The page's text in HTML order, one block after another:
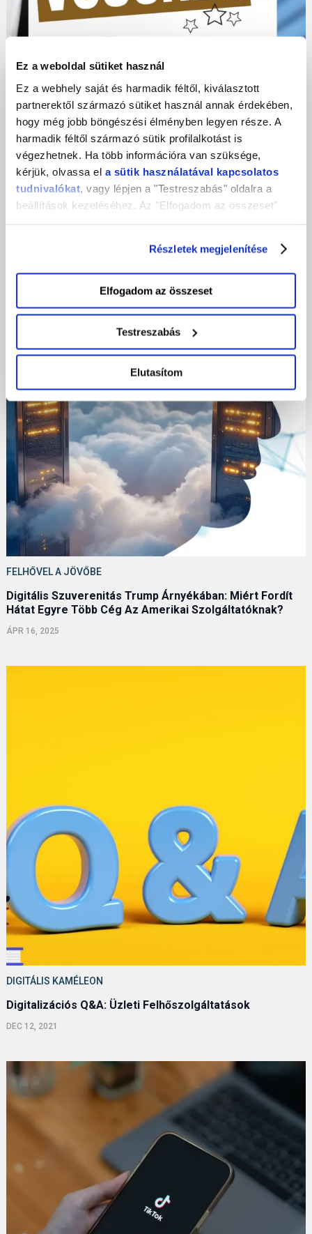
Ez a weboldal sütiket használ
Ez a webhely saját és harmadik féltől, kiválasztott
partnerektől származó sütiket használ annak érdekében,
hogy még jobb böngészési élményben legyen része. A
harmadik féltől származó sütik profilalkotást is
végezhetnek. Ha több információra van szüksége,
kérjük, olvassa el a sütik használatával kapcsolatos
tudnivalókat , vagy lépjen a "Testreszabás" oldalra a
beállítások kezeléséhez. Az "Elfogadom az összeset"
nyomva csak a szükséges sütik tárolását fogadja el.
Részletek megjelenítése
Elfogadom az összeset
Testreszabás
Elutasítom
FELHŐVEL A JÖVŐBE
Út A Felhőbe: Utalvány Igénylés Lépésről Lépésre
FELHŐVEL A JÖVŐBE
Digitális Szuverenitás Trump Árnyékában: Miért Fordít
Hátat Egyre Több Cég Az Amerikai Szolgáltatóknak?
ÁPR 16, 2025
DIGITÁLIS KAMÉLEON
Digitalizációs Q&A: Üzleti Felhőszolgáltatások
DEC 12, 2021